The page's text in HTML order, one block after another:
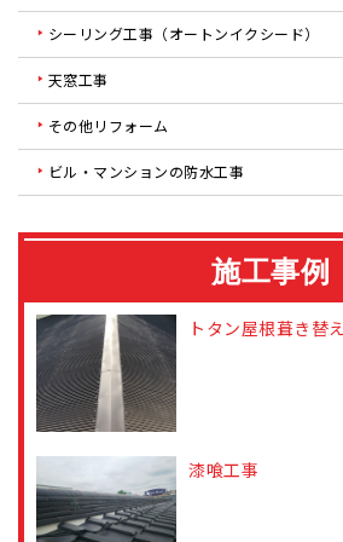
シーリング工事（オートンイクシード）
天窓工事
その他リフォーム
ビル・マンションの防水工事
施工事例
トタン屋根葺き替
漆喰工事